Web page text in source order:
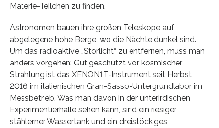
Materie-Teilchen zu finden.
Astronomen bauen ihre großen Teleskope auf
abgelegene hohe Berge, wo die Nächte dunkel sind.
Um das radioaktive „Störlicht“ zu entfernen, muss man
anders vorgehen: Gut geschützt vor kosmischer
Strahlung ist das XENON1T-Instrument seit Herbst
2016 im italienischen Gran-Sasso-Untergrundlabor im
Messbetrieb. Was man davon in der unterirdischen
Experimentierhalle sehen kann, sind ein riesiger
stählerner Wassertank und ein dreistöckiges